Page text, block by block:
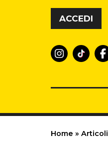
Vai al contenuto
ACCEDI
Home » Articoli